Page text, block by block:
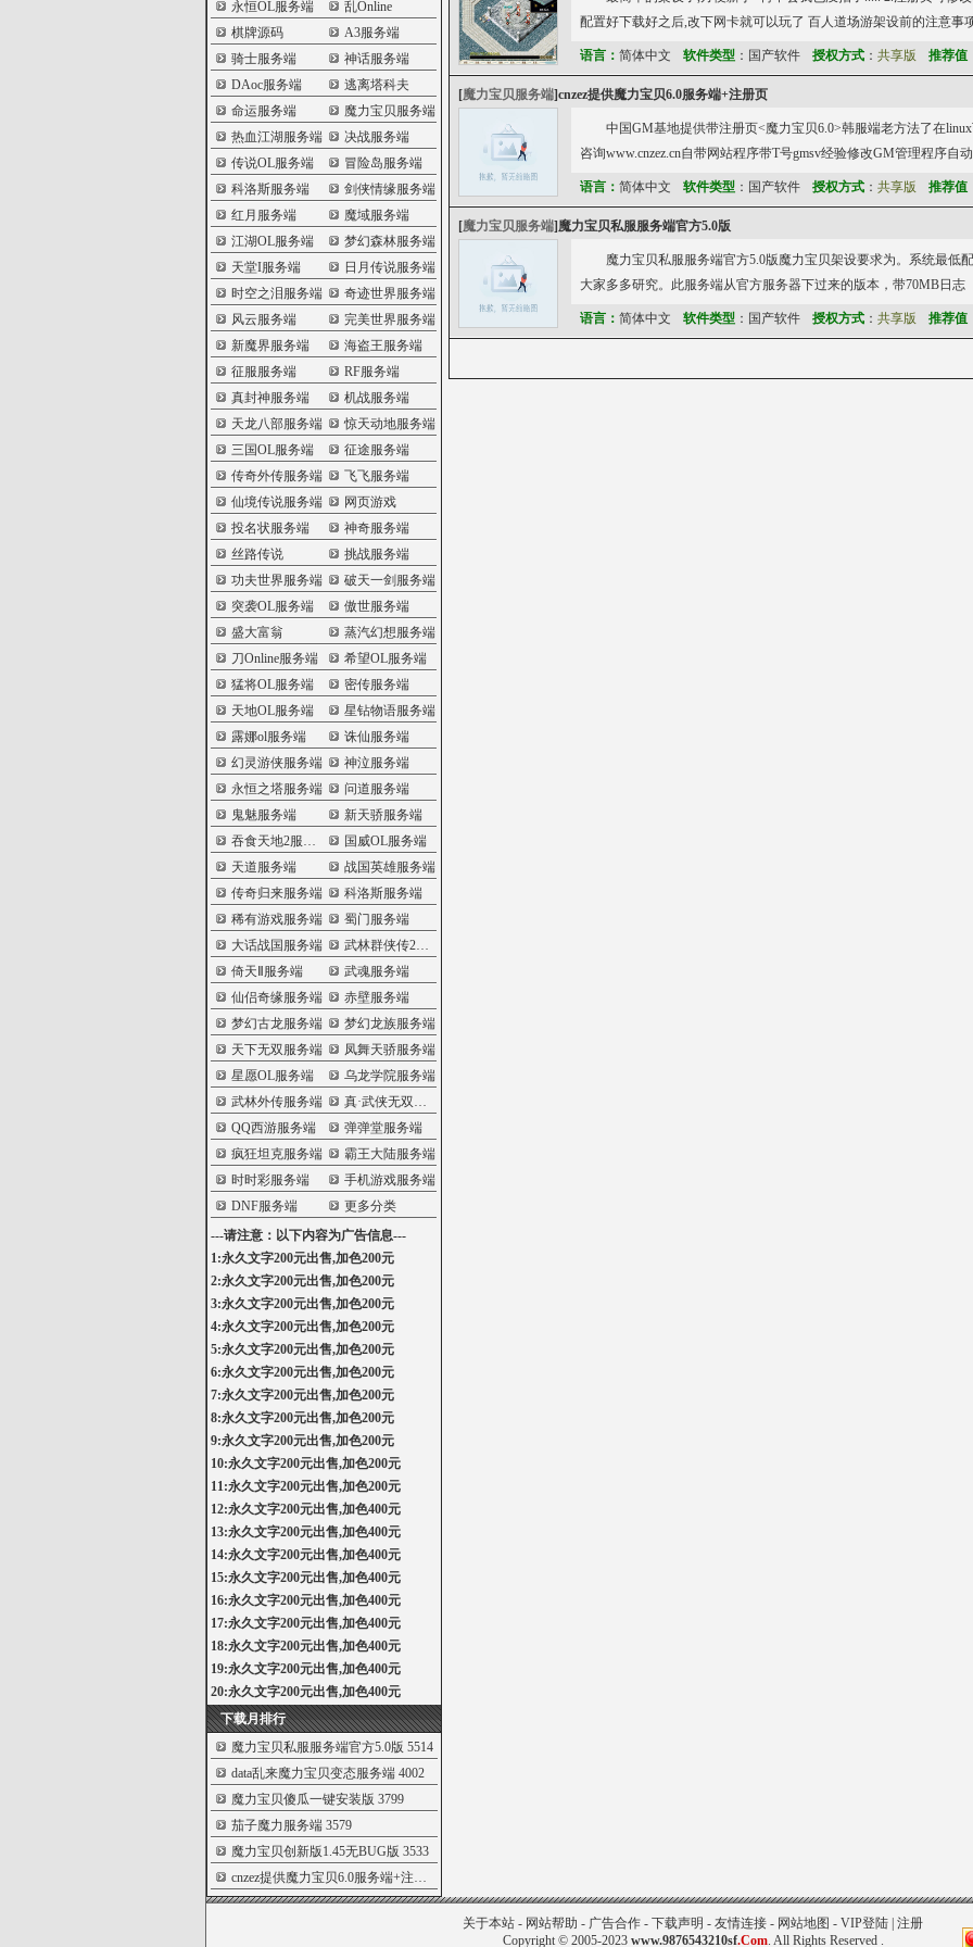
永恒OL服务端
乱Online
棋牌源码
A3服务端
骑士服务端
神话服务端
DAoc服务端
逃离塔科夫
命运服务端
魔力宝贝服务端
热血江湖服务端
决战服务端
传说OL服务端
冒险岛服务端
科洛斯服务端
剑侠情缘服务端
红月服务端
魔域服务端
江湖OL服务端
梦幻森林服务端
天堂I服务端
日月传说服务端
时空之泪服务端
奇迹世界服务端
风云服务端
完美世界服务端
新魔界服务端
海盗王服务端
征服服务端
RF服务端
真封神服务端
机战服务端
天龙八部服务端
惊天动地服务端
三国OL服务端
征途服务端
传奇外传服务端
飞飞服务端
仙境传说服务端
网页游戏
投名状服务端
神奇服务端
丝路传说
挑战服务端
功夫世界服务端
破天一剑服务端
突袭OL服务端
傲世服务端
盛大富翁
蒸汽幻想服务端
刀Online服务端
希望OL服务端
猛将OL服务端
密传服务端
天地OL服务端
星钻物语服务端
露娜ol服务端
诛仙服务端
幻灵游侠服务端
神泣服务端
永恒之塔服务端
问道服务端
鬼魅服务端
新天骄服务端
吞食天地2服务端
国威OL服务端
天道服务端
战国英雄服务端
传奇归来服务端
科洛斯服务端
稀有游戏服务端
蜀门服务端
大话战国服务端
武林群侠传2服务端
倚天Ⅱ服务端
武魂服务端
仙侣奇缘服务端
赤壁服务端
梦幻古龙服务端
梦幻龙族服务端
天下无双服务端
凤舞天骄服务端
星愿OL服务端
乌龙学院服务端
武林外传服务端
真·武侠无双服务端
QQ西游服务端
弹弹堂服务端
疯狂坦克服务端
霸王大陆服务端
时时彩服务端
手机游戏服务端
DNF服务端
更多分类
---请注意：以下内容为广告信息---
1:永久文字200元出售,加色200元
2:永久文字200元出售,加色200元
3:永久文字200元出售,加色200元
4:永久文字200元出售,加色200元
5:永久文字200元出售,加色200元
6:永久文字200元出售,加色200元
7:永久文字200元出售,加色200元
8:永久文字200元出售,加色200元
9:永久文字200元出售,加色200元
10:永久文字200元出售,加色200元
11:永久文字200元出售,加色200元
12:永久文字200元出售,加色400元
13:永久文字200元出售,加色400元
14:永久文字200元出售,加色400元
15:永久文字200元出售,加色400元
16:永久文字200元出售,加色400元
17:永久文字200元出售,加色400元
18:永久文字200元出售,加色400元
19:永久文字200元出售,加色400元
20:永久文字200元出售,加色400元
下载月排行
魔力宝贝私服服务端官方5.0版 5514
data乱来魔力宝贝变态服务端4002
魔力宝贝傻瓜一键安装版 3799
茄子魔力服务端3579
魔力宝贝创新版1.45无BUG版 3533
cnzez提供魔力宝贝6.0服务端+注册页
配置好下载好之后,改下网卡就可以玩了 百人道场游架设前的注意事
语言： 简体中文 软件类型：国产软件 授权方式： 共享版 推荐值
[魔力宝贝服务端]cnzez提供魔力宝贝6.0服务端+注册页
中国GM基地提供带注册页<魔力宝贝6.0>韩服端老方法了在
咨询www.cnzez.cn自带网站程序带T号gmsv经验修改GM管理程序自
语言： 简体中文 软件类型：国产软件 授权方式： 共享版 推荐值
[魔力宝贝服务端] 魔力宝贝私服服务端官方5.0版
魔力宝贝私服服务端官方5.0版魔力宝贝架设要求为。系统最低
大家多多研究。此服务端从官方服务器下过来的版本，带70MB日志
语言： 简体中文 软件类型：国产软件 授权方式： 共享版 推荐值
关于本站 - 网站帮助 - 广告合作 - 下载声明 - 友情连接 - 网站地图 - VIP登陆 注册
Copyright © 2005-2023 www.9876543210sf.Com. All Rights Reserved .